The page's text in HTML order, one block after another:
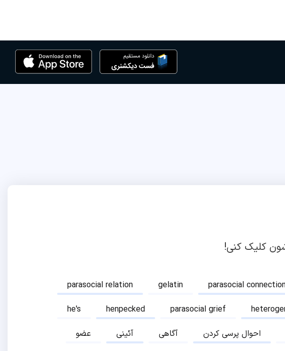
کلیک کنی!
parasocial relation gelatin parasocial
he's
henpecked parasocial grief
عضو
آئینی آگاهی احوال پرسی کردن